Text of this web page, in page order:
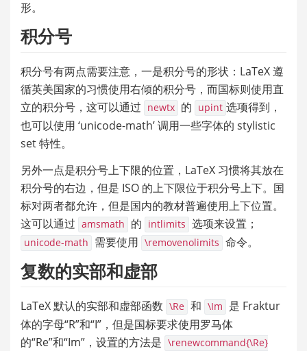
形。
积分号
积分号有两点需要注意，一是积分号的形状：LaTeX 遵
循英美国家的习惯使用右倾的积分号，而国标则使用直
立的积分号，这可以通过 newtx 的 upint 选项得到，
也可以使用 ‘unicode-math’ 调用一些字体的 stylistic
set 特性。
另外一点是积分号上下限的位置，LaTeX 习惯将其放在
积分号的右边，但是 ISO 的上下限位于积分号上下。国
标对两者都允许，但是国内的教材普遍使用上下位置。
这可以通过 amsmath 的 intlimits 选项来设置；
unicode-math 需要使用 \removenolimits 命令。
复数的实部和虚部
LaTeX 默认的实部和虚部函数 \Re 和 \Im 是 Fraktur
体的字母“R”和“I”，但是国标要求使用罗马体
的“Re”和“Im”，设置的方法是 \renewcommand{\Re}